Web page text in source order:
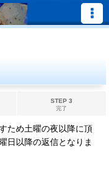
STEP 3
完了
ため土曜の夜以降に頂
日以降の返信となりま